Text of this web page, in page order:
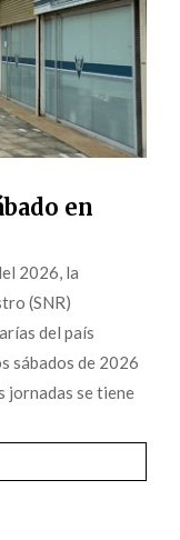
en
2026, la
(SNR)
del país
sábados de 2026
jornadas se tiene